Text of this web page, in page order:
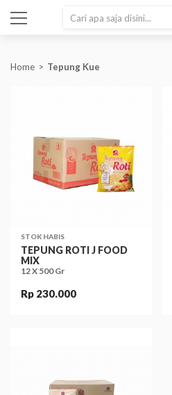
Home Tepung Kue
STOK HABIS
TEPUNG ROTI J FOOD
MIX
12 X 500 Gr
Rp 230.000